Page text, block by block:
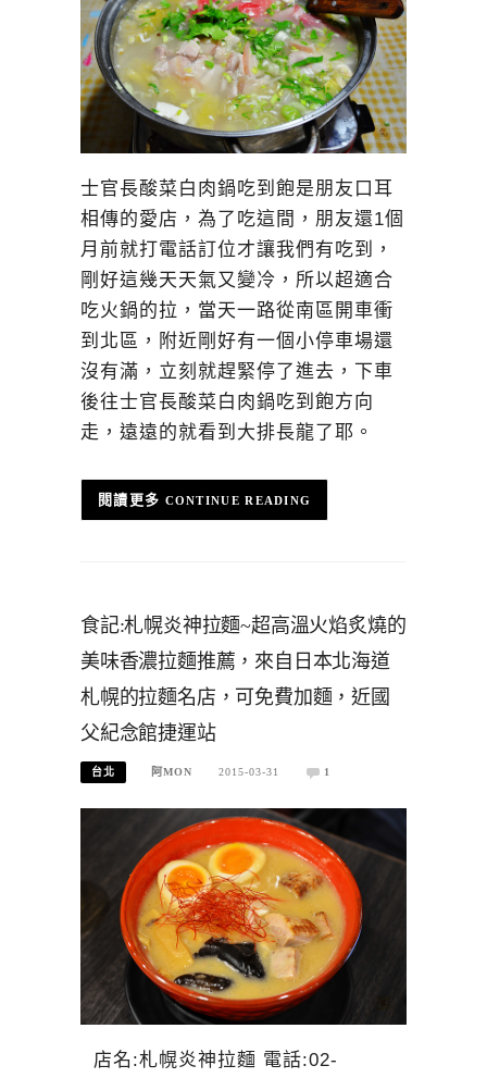
士官長酸菜白肉鍋吃到飽是朋友口耳
相傳的愛店，為了吃這間，朋友還1個
月前就打電話訂位才讓我們有吃到，
剛好這幾天天氣又變冷，所以超適合
吃火鍋的拉，當天一路從南區開車衝
到北區，附近剛好有一個小停車場還
沒有滿，立刻就趕緊停了進去，下車
後往士官長酸菜白肉鍋吃到飽方向
走，遠遠的就看到大排長龍了耶。
CONTINUE READING
食記:札幌炎神拉麵~超高溫火焰炙燒的
美味香濃拉麵推薦，來自日本北海道
札幌的拉麵名店，可免費加麵，近國
父紀念館捷運站
台北 阿MON 2015-03-31 1
店名:札幌炎神拉麵 電話:02-